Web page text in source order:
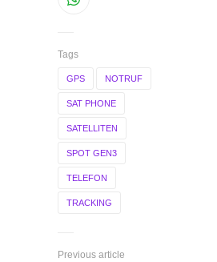
Tags
GPS NOTRUF
SAT PHONE
SATELLITEN
SPOT GEN3
TELEFON
TRACKING
Previous article